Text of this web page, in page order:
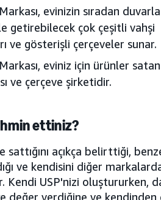
evinizin sıradan
getirebilecek çok çeşitli vahşi
ve gösterişli çerçeveler sunar.
eviniz için ürünler
ve çerçeve şirketidir.
ettiniz?
sattığını açıkça belirttiği,
ve kendisini diğer
Kendi USP'nizi oluştururken,
değer verdiğine ve kendinden